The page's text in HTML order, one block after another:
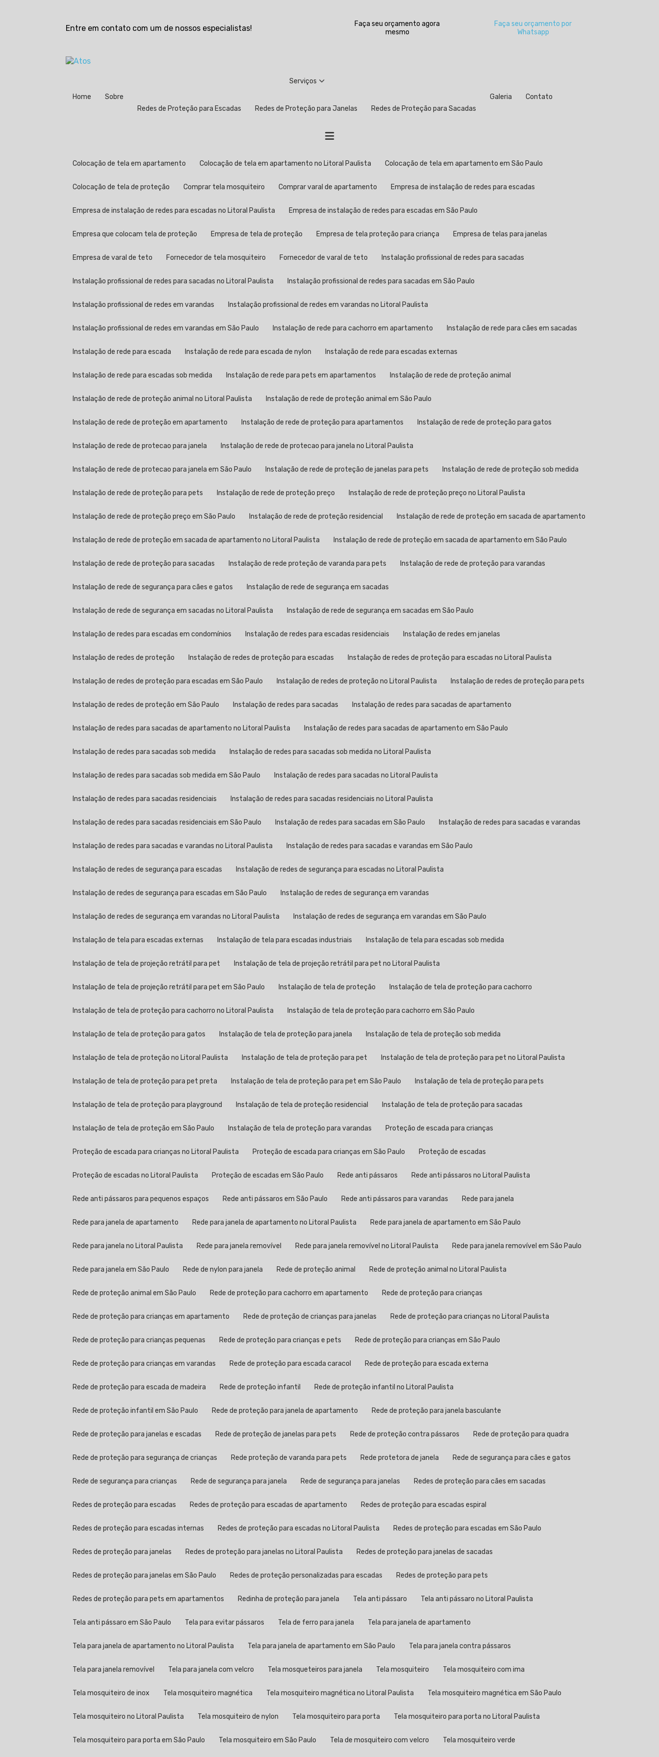
Entre em contato com um de nossos especialistas!
Faça seu orçamento agora
mesmo
Faça seu orçamento por
Whatsapp
Home Sobre
Serviços
Redes de Proteção para Escadas Redes de Proteção para Janelas Redes de Proteção para Sacadas
Galeria Contato
Colocação de tela em apartamento Colocação de tela em apartamento no Litoral Paulista Colocação de tela em apartamento em São Paulo
Colocação de tela de proteção Comprar tela mosquiteiro Comprar varal de apartamento Empresa de instalação de redes para escadas
Empresa de instalação de redes para escadas no Litoral Paulista Empresa de instalação de redes para escadas em São Paulo
Empresa que colocam tela de proteção Empresa de tela de proteção Empresa de tela proteção para criança Empresa de telas para janelas
Empresa de varal de teto Fornecedor de tela mosquiteiro Fornecedor de varal de teto Instalação profissional de redes para sacadas
Instalação profissional de redes para sacadas no Litoral Paulista Instalação profissional de redes para sacadas em São Paulo
Instalação profissional de redes em varandas Instalação profissional de redes em varandas no Litoral Paulista
Instalação profissional de redes em varandas em São Paulo Instalação de rede para cachorro em apartamento Instalação de rede para cães em sacadas
Instalação de rede para escada Instalação de rede para escada de nylon Instalação de rede para escadas externas
Instalação de rede para escadas sob medida Instalação de rede para pets em apartamentos Instalação de rede de proteção animal
Instalação de rede de proteção animal no Litoral Paulista Instalação de rede de proteção animal em São Paulo
Instalação de rede de proteção em apartamento Instalação de rede de proteção para apartamentos Instalação de rede de proteção para gatos
Instalação de rede de protecao para janela Instalação de rede de protecao para janela no Litoral Paulista
Instalação de rede de protecao para janela em São Paulo Instalação de rede de proteção de janelas para pets Instalação de rede de proteção sob medida
Instalação de rede de proteção para pets Instalação de rede de proteção preço Instalação de rede de proteção preço no Litoral Paulista
Instalação de rede de proteção preço em São Paulo Instalação de rede de proteção residencial Instalação de rede de proteção em sacada de apartamento
Instalação de rede de proteção em sacada de apartamento no Litoral Paulista Instalação de rede de proteção em sacada de apartamento em São Paulo
Instalação de rede de proteção para sacadas Instalação de rede proteção de varanda para pets Instalação de rede de proteção para varandas
Instalação de rede de segurança para cães e gatos Instalação de rede de segurança em sacadas
Instalação de rede de segurança em sacadas no Litoral Paulista Instalação de rede de segurança em sacadas em São Paulo
Instalação de redes para escadas em condomínios Instalação de redes para escadas residenciais Instalação de redes em janelas
Instalação de redes de proteção Instalação de redes de proteção para escadas Instalação de redes de proteção para escadas no Litoral Paulista
Instalação de redes de proteção para escadas em São Paulo Instalação de redes de proteção no Litoral Paulista Instalação de redes de proteção para pets
Instalação de redes de proteção em São Paulo Instalação de redes para sacadas Instalação de redes para sacadas de apartamento
Instalação de redes para sacadas de apartamento no Litoral Paulista Instalação de redes para sacadas de apartamento em São Paulo
Instalação de redes para sacadas sob medida Instalação de redes para sacadas sob medida no Litoral Paulista
Instalação de redes para sacadas sob medida em São Paulo Instalação de redes para sacadas no Litoral Paulista
Instalação de redes para sacadas residenciais Instalação de redes para sacadas residenciais no Litoral Paulista
Instalação de redes para sacadas residenciais em São Paulo Instalação de redes para sacadas em São Paulo Instalação de redes para sacadas e varandas
Instalação de redes para sacadas e varandas no Litoral Paulista Instalação de redes para sacadas e varandas em São Paulo
Instalação de redes de segurança para escadas Instalação de redes de segurança para escadas no Litoral Paulista
Instalação de redes de segurança para escadas em São Paulo Instalação de redes de segurança em varandas
Instalação de redes de segurança em varandas no Litoral Paulista Instalação de redes de segurança em varandas em São Paulo
Instalação de tela para escadas externas Instalação de tela para escadas industriais Instalação de tela para escadas sob medida
Instalação de tela de projeção retrátil para pet Instalação de tela de projeção retrátil para pet no Litoral Paulista
Instalação de tela de projeção retrátil para pet em São Paulo Instalação de tela de proteção Instalação de tela de proteção para cachorro
Instalação de tela de proteção para cachorro no Litoral Paulista Instalação de tela de proteção para cachorro em São Paulo
Instalação de tela de proteção para gatos Instalação de tela de proteção para janela Instalação de tela de proteção sob medida
Instalação de tela de proteção no Litoral Paulista Instalação de tela de proteção para pet Instalação de tela de proteção para pet no Litoral Paulista
Instalação de tela de proteção para pet preta Instalação de tela de proteção para pet em São Paulo Instalação de tela de proteção para pets
Instalação de tela de proteção para playground Instalação de tela de proteção residencial Instalação de tela de proteção para sacadas
Instalação de tela de proteção em São Paulo Instalação de tela de proteção para varandas Proteção de escada para crianças
Proteção de escada para crianças no Litoral Paulista Proteção de escada para crianças em São Paulo Proteção de escadas
Proteção de escadas no Litoral Paulista Proteção de escadas em São Paulo Rede anti pássaros Rede anti pássaros no Litoral Paulista
Rede anti pássaros para pequenos espaços Rede anti pássaros em São Paulo Rede anti pássaros para varandas Rede para janela
Rede para janela de apartamento Rede para janela de apartamento no Litoral Paulista Rede para janela de apartamento em São Paulo
Rede para janela no Litoral Paulista Rede para janela removível Rede para janela removível no Litoral Paulista Rede para janela removível em São Paulo
Rede para janela em São Paulo Rede de nylon para janela Rede de proteção animal Rede de proteção animal no Litoral Paulista
Rede de proteção animal em São Paulo Rede de proteção para cachorro em apartamento Rede de proteção para crianças
Rede de proteção para crianças em apartamento Rede de proteção de crianças para janelas Rede de proteção para crianças no Litoral Paulista
Rede de proteção para crianças pequenas Rede de proteção para crianças e pets Rede de proteção para crianças em São Paulo
Rede de proteção para crianças em varandas Rede de proteção para escada caracol Rede de proteção para escada externa
Rede de proteção para escada de madeira Rede de proteção infantil Rede de proteção infantil no Litoral Paulista
Rede de proteção infantil em São Paulo Rede de proteção para janela de apartamento Rede de proteção para janela basculante
Rede de proteção para janelas e escadas Rede de proteção de janelas para pets Rede de proteção contra pássaros Rede de proteção para quadra
Rede de proteção para segurança de crianças Rede proteção de varanda para pets Rede protetora de janela Rede de segurança para cães e gatos
Rede de segurança para crianças Rede de segurança para janela Rede de segurança para janelas Redes de proteção para cães em sacadas
Redes de proteção para escadas Redes de proteção para escadas de apartamento Redes de proteção para escadas espiral
Redes de proteção para escadas internas Redes de proteção para escadas no Litoral Paulista Redes de proteção para escadas em São Paulo
Redes de proteção para janelas Redes de proteção para janelas no Litoral Paulista Redes de proteção para janelas de sacadas
Redes de proteção para janelas em São Paulo Redes de proteção personalizadas para escadas Redes de proteção para pets
Redes de proteção para pets em apartamentos Redinha de proteção para janela Tela anti pássaro Tela anti pássaro no Litoral Paulista
Tela anti pássaro em São Paulo Tela para evitar pássaros Tela de ferro para janela Tela para janela de apartamento
Tela para janela de apartamento no Litoral Paulista Tela para janela de apartamento em São Paulo Tela para janela contra pássaros
Tela para janela removível Tela para janela com velcro Tela mosqueteiros para janela Tela mosquiteiro Tela mosquiteiro com ima
Tela mosquiteiro de inox Tela mosquiteiro magnética Tela mosquiteiro magnética no Litoral Paulista Tela mosquiteiro magnética em São Paulo
Tela mosquiteiro no Litoral Paulista Tela mosquiteiro de nylon Tela mosquiteiro para porta Tela mosquiteiro para porta no Litoral Paulista
Tela mosquiteiro para porta em São Paulo Tela mosquiteiro em São Paulo Tela de mosquiteiro com velcro Tela mosquiteiro verde